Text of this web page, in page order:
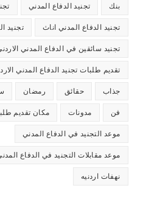
بنك تجنيد الدفاع المدني
تجنيد الدفاع المدني اناث تجنيد
تجنيد سائقين في الدفاع المدني
تقديم طلبات تجنيد الدفاع المدني
جذاب حقائق رمضان
فن مدونات مكان تقديم
موعد التجنيد في الدفاع المدني
موعد مقابلات التجنيد في الدفاع
نهفات اردنيه